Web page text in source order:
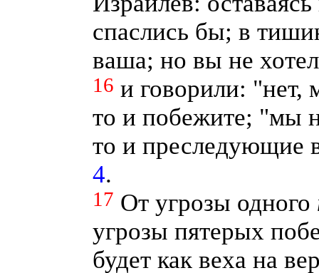
спаслись бы; в
ваша; но вы не
16 и говорили: "нет,
то и побежите; "мы
то и преследующие
4.
17 От угрозы одного
угрозы пятерых
будет как веха на